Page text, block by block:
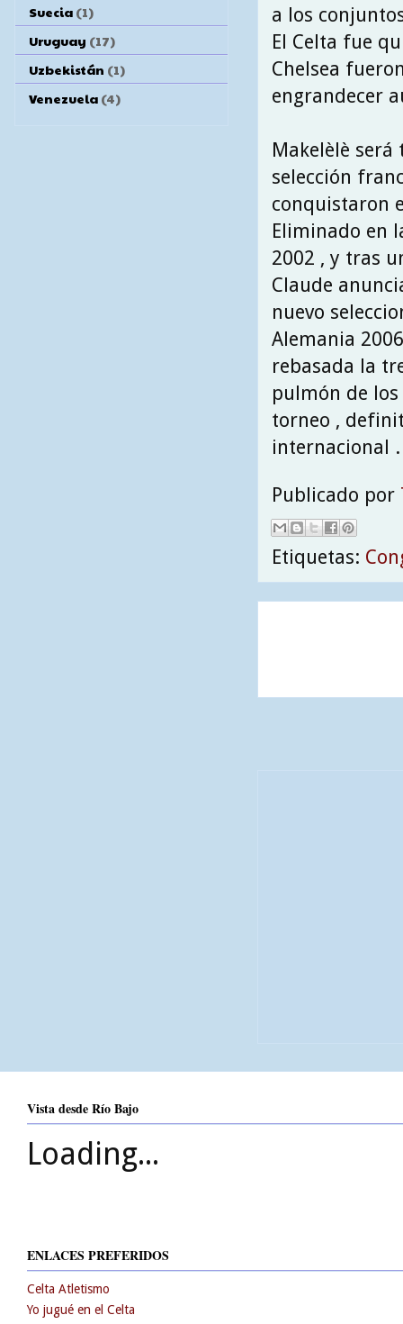
a los
El Celta fue
Chelsea
engrandecer
Makelèlè
selección
conquistaron
Eliminado en
2002 , y tras
Claude
nuevo
Alemania
rebasada la
pulmón de
torneo ,
internacional .
Publicado por
Etiquetas:
Suecia (1)
Uruguay (17)
Uzbekistán (1)
Venezuela (4)
Vista desde Río Bajo
Loading...
ENLACES PREFERIDOS
Celta Atletismo
Yo jugué en el Celta